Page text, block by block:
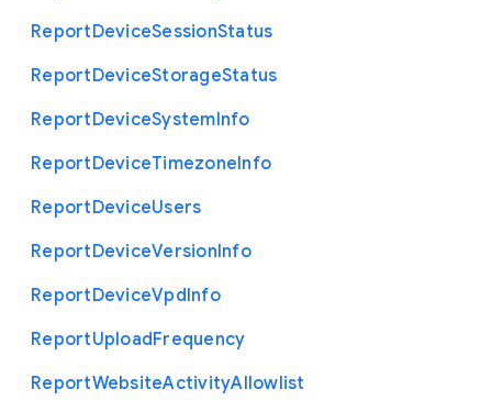
ReportDeviceSessionStatus
ReportDeviceStorageStatus
ReportDeviceSystemInfo
ReportDeviceTimezoneInfo
ReportDeviceUsers
ReportDeviceVersionInfo
ReportDeviceVpdInfo
ReportUploadFrequency
ReportWebsiteActivityAllowlist